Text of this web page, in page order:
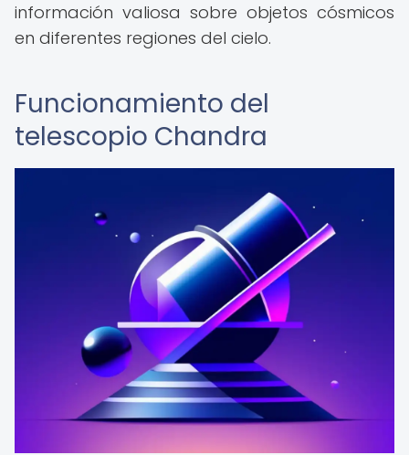
información valiosa sobre objetos cósmicos
en diferentes regiones del cielo.
Funcionamiento del
telescopio Chandra